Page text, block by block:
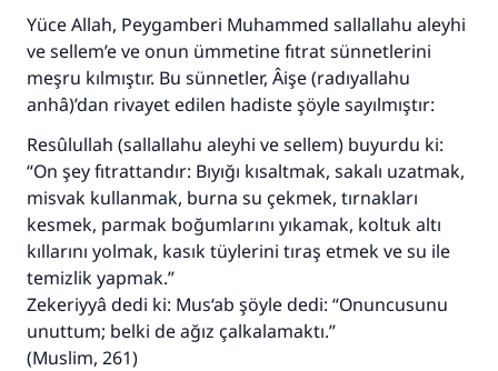
Yüce Allah, Peygamberi Muhammed sallallahu aleyhi
ve sellem’e ve onun ümmetine fıtrat sünnetlerini
meşru kılmıştır. Bu sünnetler, Âişe (radıyallahu
anhâ)’dan rivayet edilen hadiste şöyle sayılmıştır:
Resûlullah (sallallahu aleyhi ve sellem) buyurdu ki:
“On şey fıtrattandır: Bıyığı kısaltmak, sakalı uzatmak,
misvak kullanmak, burna su çekmek, tırnakları
kesmek, parmak boğumlarını yıkamak, koltuk altı
kıllarını yolmak, kasık tüylerini tıraş etmek ve su ile
temizlik yapmak.”
Zekeriyyâ dedi ki: Mus‘ab şöyle dedi: “Onuncusunu
unuttum; belki de ağız çalkalamaktı.”
(Muslim, 261)